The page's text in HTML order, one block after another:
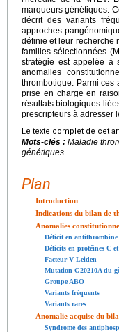
marqueurs génétiques.
décrit des variants
approches
définie et leur recherche
familles sélectionnées
stratégie est appelée à
anomalies
thrombotique. Parmi ces
prise en charge en
résultats biologiques
prescripteurs à adresser
Le texte complet de cet
Mots-clés : Maladie
génétiques
Plan
Introduction
Indications du bilan de
Anomalies
Déficit en antithrombine
Déficits en protéines C et
Facteur V Leiden
Mutation G20210A du
Groupe ABO
Variants fréquents
Variants rares
Anomalie acquise du
Syndrome des